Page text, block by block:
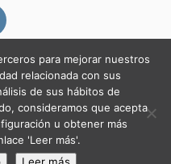
para mejorar nuestros
relacionada con sus
de sus hábitos de
consideramos que acepta
u obtener más
'Leer más'.